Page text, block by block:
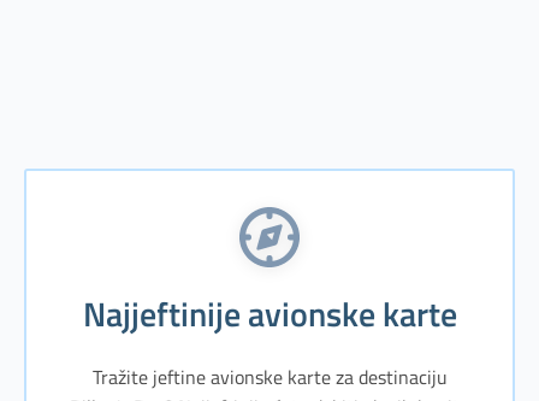
Najjeftinije avionske karte
Tražite jeftine avionske karte za destinaciju